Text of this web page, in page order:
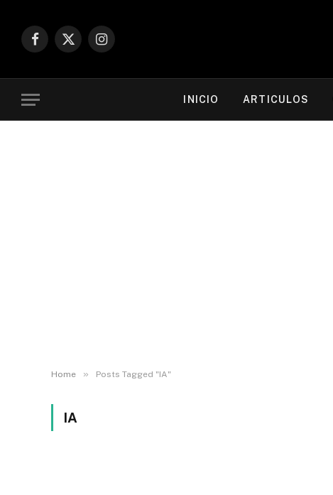
Facebook
X
Instagram
INICIO ARTICULOS
Home » Posts Tagged "IA"
IA